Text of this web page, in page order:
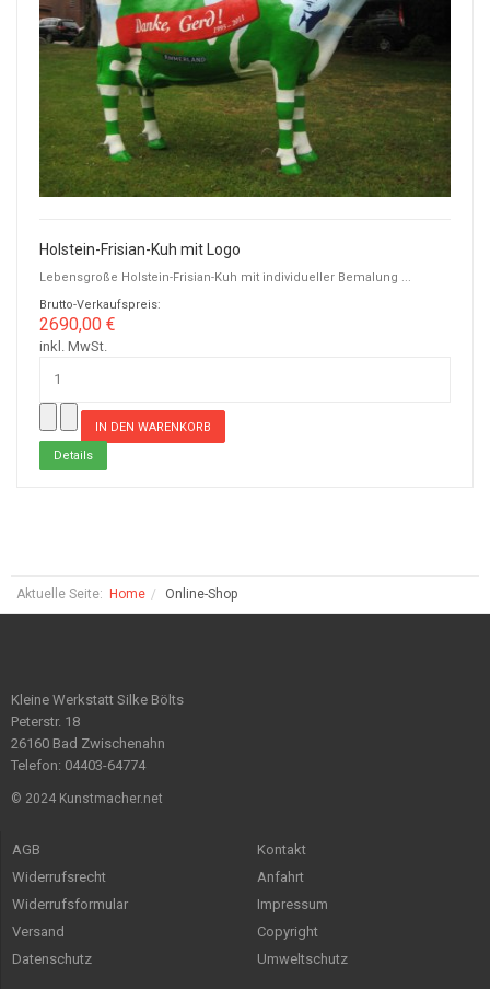
Holstein-Frisian-Kuh mit Logo
Lebensgroße Holstein-Frisian-Kuh mit individueller Bemalung ...
Brutto-Verkaufspreis:
2690,00 €
inkl. MwSt.
Details
Aktuelle Seite: Home Online-Shop
Kleine Werkstatt Silke Bölts
Peterstr. 18
26160 Bad Zwischenahn
Telefon: 04403-64774
© 2024 Kunstmacher.net
AGB
Widerrufsrecht
Widerrufsformular
Versand
Datenschutz
Kontakt
Anfahrt
Impressum
Copyright
Umweltschutz